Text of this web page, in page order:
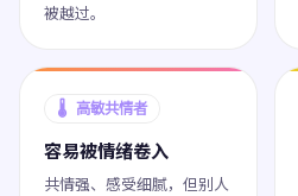
被越过。
🌡️ 高敏共情者
容易被情绪卷入
共情强、感受细腻，但别人